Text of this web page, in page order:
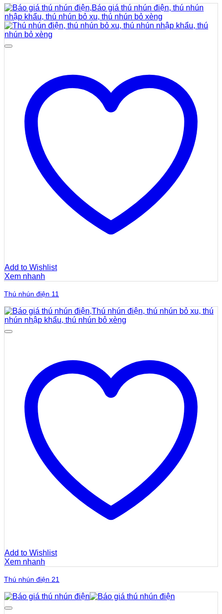
Add to Wishlist
Xem nhanh
Thú nhún điện 11
Add to Wishlist
Xem nhanh
Thú nhún điện 21